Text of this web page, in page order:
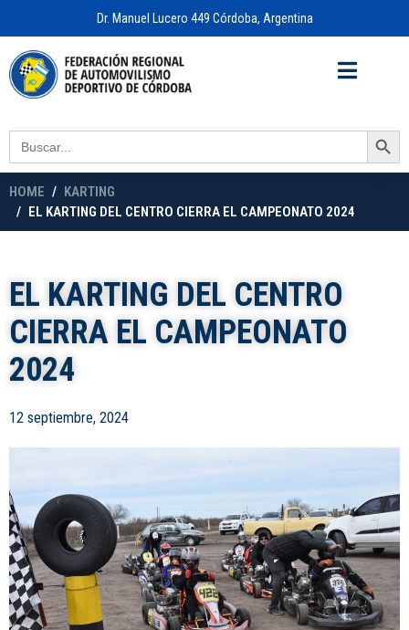
Dr. Manuel Lucero 449 Córdoba, Argentina
Search
for:
Search Button
HOME
KARTING
EL KARTING DEL CENTRO CIERRA EL CAMPEONATO 2024
EL KARTING DEL CENTRO
CIERRA EL CAMPEONATO
2024
12 septiembre, 2024